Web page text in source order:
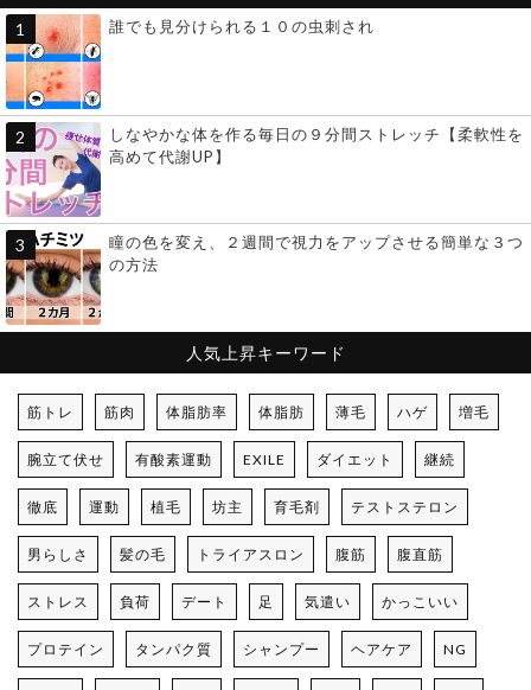
誰でも見分けられる１０の虫刺され
しなやかな体を作る毎日の９分間ストレッチ【柔軟性を
高めて代謝UP】
瞳の色を変え、２週間で視力をアップさせる簡単な３つ
の方法
人気上昇キーワード
筋トレ 筋肉 体脂肪率 体脂肪 薄毛 ハゲ 増毛
腕立て伏せ 有酸素運動 EXILE ダイエット 継続
徹底 運動 植毛 坊主 育毛剤 テストステロン
男らしさ 髪の毛 トライアスロン 腹筋 腹直筋
ストレス 負荷 デート 足 気遣い かっこいい
プロテイン タンパク質 シャンプー ヘアケア NG